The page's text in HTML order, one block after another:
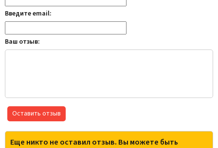
Введите email:
Ваш отзыв:
Оставить отзыв
Еще никто не оставил отзыв. Вы можете быть